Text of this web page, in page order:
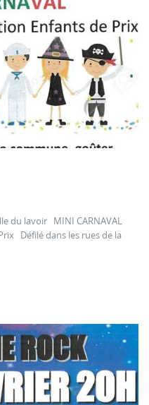
du lavoir MINI CARNAVAL
Défilé dans les rues de la